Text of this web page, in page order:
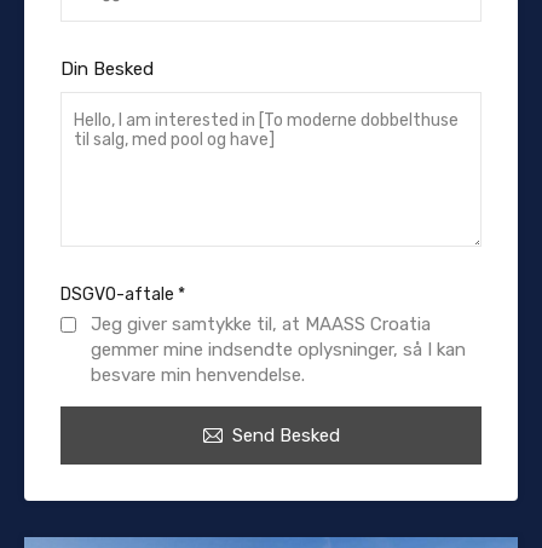
Din Besked
DSGVO-aftale *
Jeg giver samtykke til, at MAASS Croatia
gemmer mine indsendte oplysninger, så I kan
besvare min henvendelse.
Send Besked